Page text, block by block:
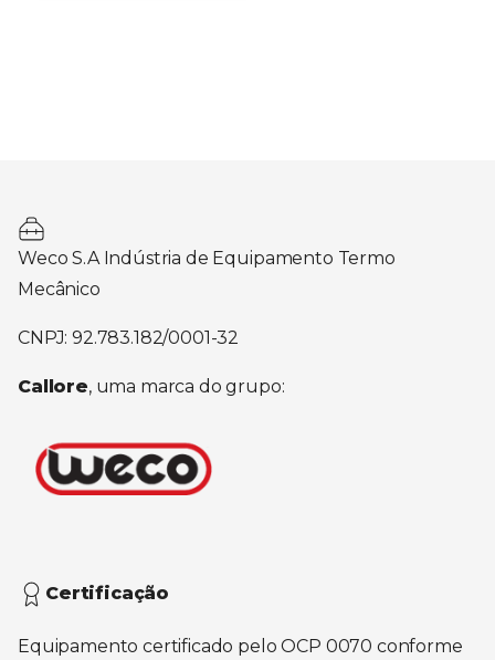
Weco S.A Indústria de Equipamento Termo
Mecânico
CNPJ: 92.783.182/0001-32
Callore, uma marca do grupo:
Certificação
Equipamento certificado pelo OCP 0070 conforme